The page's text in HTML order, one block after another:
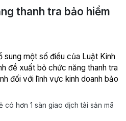
thanh tra bảo hiểm
sung một số điều của Luật Kinh
đề xuất bỏ chức năng thanh tra
đối với lĩnh vực kinh doanh bảo
có hơn 1 sàn giao dịch tài sản mã